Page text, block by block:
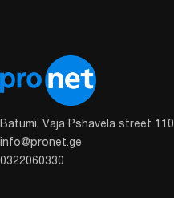
Batumi, Vaja Pshavela street 110
info@pronet.ge
0322060330